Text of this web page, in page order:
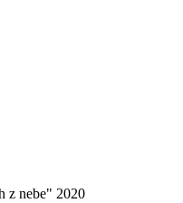
z nebe" 2020